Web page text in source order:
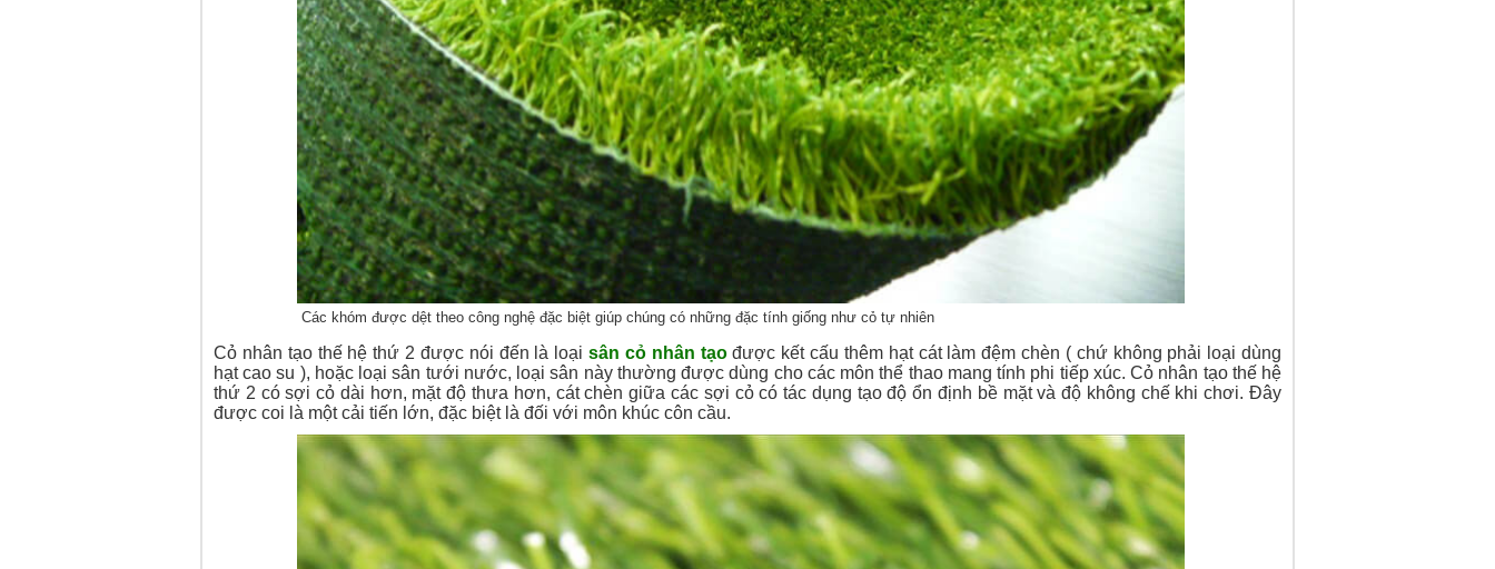
Các khóm được dệt theo công nghệ đặc biệt giúp chúng có những đặc tính giống như cỏ tự nhiên
Cỏ nhân tạo thế hệ thứ 2 được nói đến là loại sân cỏ nhân tạođược kết cấu thêm hạt cát làm đệm chèn ( chứ không phải loại dùng
hạt cao su ), hoặc loại sân tưới nước, loại sân này thường được dùng cho các môn thể thao mang tính phi tiếp xúc. Cỏ nhân tạo thế hệ
thứ 2 có sợi cỏ dài hơn, mặt độ thưa hơn, cát chèn giữa các sợi cỏ có tác dụng tạo độ ổn định bề mặt và độ không chế khi chơi. Đây
được coi là một cải tiến lớn, đặc biệt là đối với môn khúc côn cầu.